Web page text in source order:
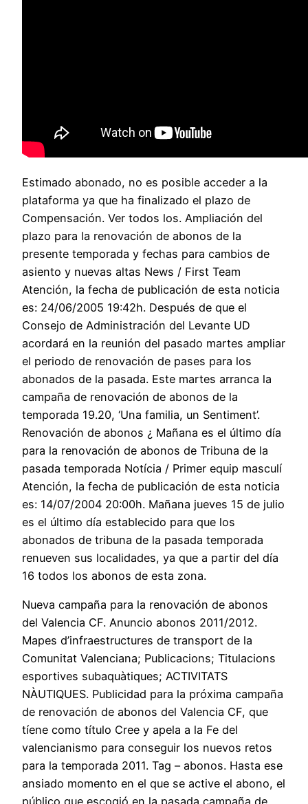
Estimado abonado, no es posible acceder a la
plataforma ya que ha finalizado el plazo de
Compensación. Ver todos los. Ampliación del
plazo para la renovación de abonos de la
presente temporada y fechas para cambios de
asiento y nuevas altas News / First Team
Atención, la fecha de publicación de esta noticia
es: 24/06/2005 19:42h. Después de que el
Consejo de Administración del Levante UD
acordará en la reunión del pasado martes ampliar
el periodo de renovación de pases para los
abonados de la pasada. Este martes arranca la
campaña de renovación de abonos de la
temporada 19.20, ‘Una familia, un Sentiment’.
Renovación de abonos ¿ Mañana es el último día
para la renovación de abonos de Tribuna de la
pasada temporada Notícia / Primer equip masculí
Atención, la fecha de publicación de esta noticia
es: 14/07/2004 20:00h. Mañana jueves 15 de julio
es el último día establecido para que los
abonados de tribuna de la pasada temporada
renueven sus localidades, ya que a partir del día
16 todos los abonos de esta zona.
Nueva campaña para la renovación de abonos
del Valencia CF. Anuncio abonos 2011/2012.
Mapes d’infraestructures de transport de la
Comunitat Valenciana; Publicacions; Titulacions
esportives subaquàtiques; ACTIVITATS
NÀUTIQUES. Publicidad para la próxima campaña
de renovación de abonos del Valencia CF, que
tíene como título Cree y apela a la Fe del
valencianismo para conseguir los nuevos retos
para la temporada 2011. Tag – abonos. Hasta ese
ansiado momento en el que se active el abono, el